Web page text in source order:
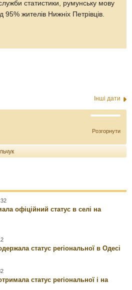
статистики, румунську мову
жителів Нижніх Петрівців.
Інші дати
Розгорнути
офіційний статус в селі на
статус регіональної в Одесі
статус регіональної і на